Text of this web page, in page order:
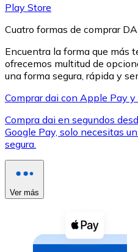
XRP
XRP
Efectivo
Comprar con efectivo
Play Store
Cuatro formas de comprar
Encuentra la forma que más
ofrecemos multitud de
una forma segura, rápida y
Comprar dai con Apple Pay y
Compra dai en segundos
Google Pay, solo necesitas
segura.
Ver más